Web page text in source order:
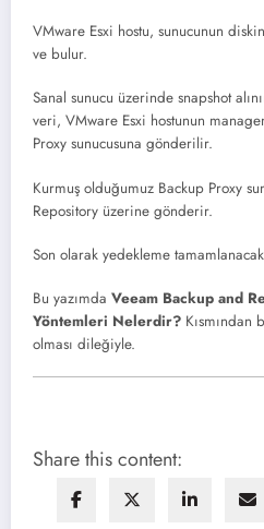
VMware Esxi hostu, sunucunun
ve bulur.
Sanal sunucu üzerinde snapshot
veri, VMware Esxi hostunun
Proxy sunucusuna gönderilir.
Kurmuş olduğumuz Backup Proxy
Repository üzerine gönderir.
Son olarak yedekleme
Bu yazımda Veeam Backup and
Yöntemleri Nelerdir? Kısmından
olması dileğiyle.
Share this content: